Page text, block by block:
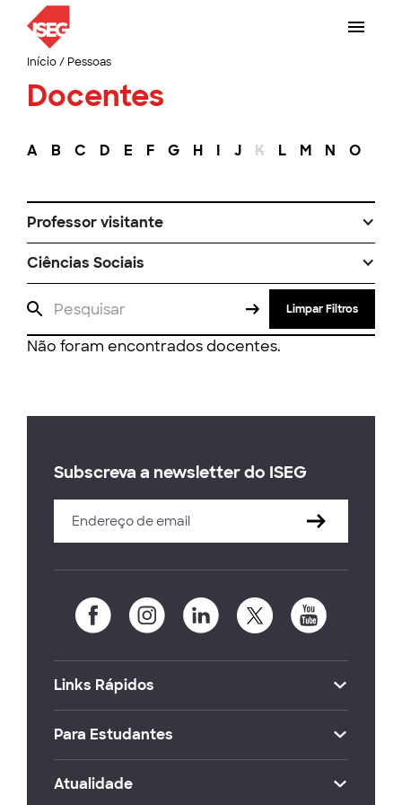
Início/ Pessoas
Docentes
A B C D E F G H I J K L M N O
Professor visitante
Ciências Sociais
Limpar Filtros
Não foram encontrados docentes.
Subscreva a newsletter do ISEG
Links Rápidos
Para Estudantes
Atualidade